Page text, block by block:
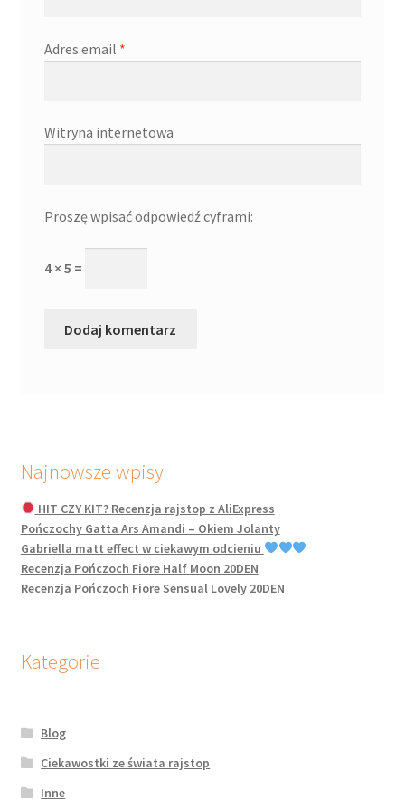
Adres email *
Witryna internetowa
Proszę wpisać odpowiedź cyframi:
4 × 5 =
Najnowsze wpisy
HIT CZY KIT? Recenzja rajstop z AliExpress
Pończochy Gatta Ars Amandi – Okiem Jolanty
Gabriella matt effect w ciekawym odcieniu
Recenzja Pończoch Fiore Half Moon 20DEN
Recenzja Pończoch Fiore Sensual Lovely 20DEN
Kategorie
Blog
Ciekawostki ze świata rajstop
Inne